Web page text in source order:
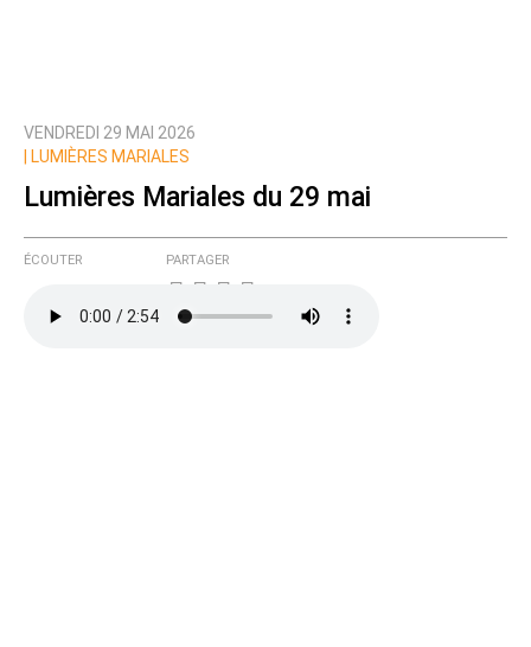
Prévenez-moi de tous les nouveaux commentaires
VENDREDI 29 MAI 2026
LUMIÈRES MARIALES
Lumières Mariales du 29 mai
ÉCOUTER PARTAGER